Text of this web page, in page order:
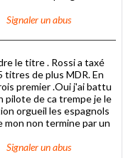
Signaler un abus
le titre . Rossi a taxé
de plus MDR. En
premier .Oui j'ai battu
pilote de ca trempe je le
orgueil les espagnols
mon non termine par un
Signaler un abus